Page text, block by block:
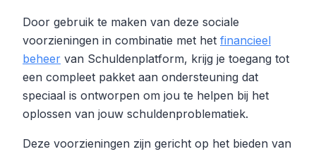
Door gebruik te maken van deze sociale
voorzieningen in combinatie met het financieel
beheer van Schuldenplatform, krijg je toegang tot
een compleet pakket aan ondersteuning dat
speciaal is ontworpen om jou te helpen bij het
oplossen van jouw schuldenproblematiek.
Deze voorzieningen zijn gericht op het bieden van